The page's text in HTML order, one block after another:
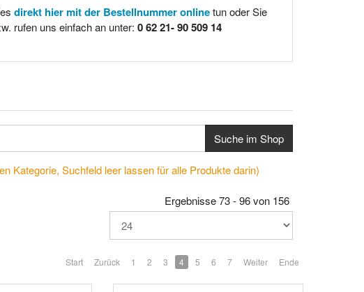
direkt hier mit der Bestellnummer onlinetun oder Sie
rufen uns einfach an unter: 0 62 21- 90 509 14
Suche im Shop
Kategorie, Suchfeld leer lassen für alle Produkte darin)
Ergebnisse 73 - 96 von 156
Start Zurück 1 2 3 4 5 6 7 Weiter Ende